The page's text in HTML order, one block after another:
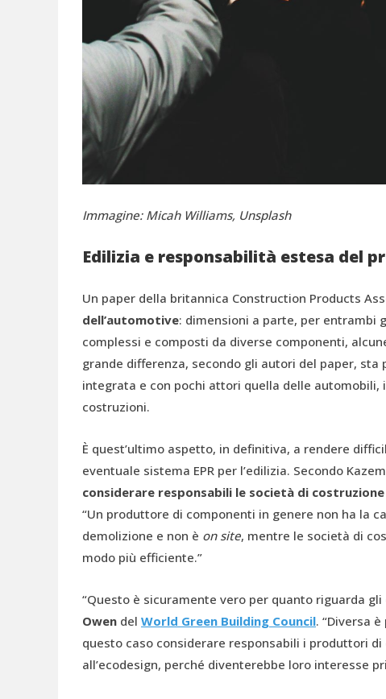
Immagine: Micah Williams, Unsplash
Edilizia e responsabilità estesa del
Un paper della britannica Construction Products
dell’automotive: dimensioni a parte, per entrambi
complessi e composti da diverse componenti,
grande differenza, secondo gli autori del paper, sta
integrata e con pochi attori quella delle
costruzioni.
È quest’ultimo aspetto, in definitiva, a rendere
eventuale sistema EPR per l’edilizia. Secondo
considerare responsabili le società di
“Un produttore di componenti in genere non ha la
demolizione e non è on site, mentre le società di
modo più efficiente.”
“Questo è sicuramente vero per quanto riguarda
Owen del World Green Building Council. “Diversa
questo caso considerare responsabili i produttori
all’ecodesign, perché diventerebbe loro interesse